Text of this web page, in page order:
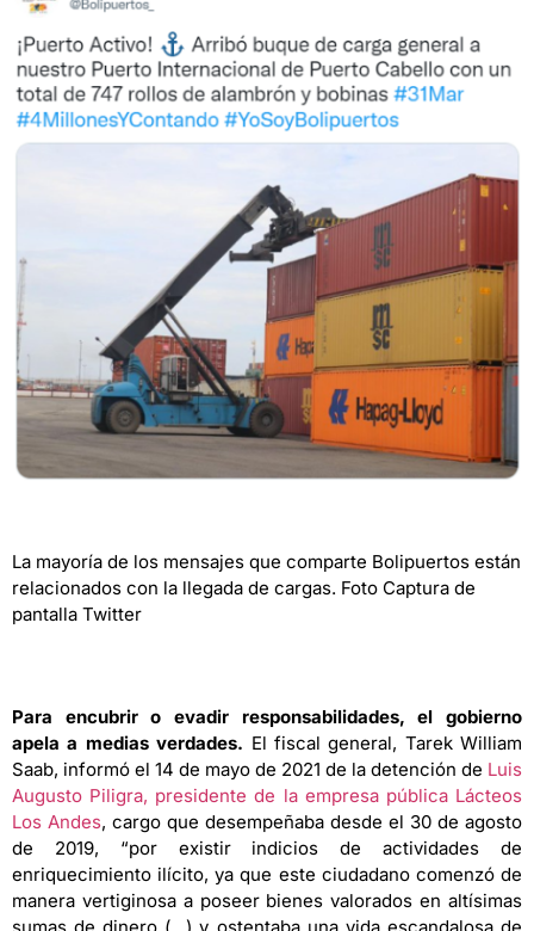
La mayoría de los mensajes que comparte Bolipuertos están
relacionados con la llegada de cargas. Foto Captura de
pantalla Twitter
Para encubrir o evadir responsabilidades, el gobierno
apela a medias verdades. El fiscal general, Tarek William
Saab, informó el 14 de mayo de 2021 de la detención de Luis
Augusto Piligra, presidente de la empresa pública Lácteos
Los Andes, cargo que desempeñaba desde el 30 de agosto
de 2019, “por existir indicios de actividades de
enriquecimiento ilícito, ya que este ciudadano comenzó de
manera vertiginosa a poseer bienes valorados en altísimas